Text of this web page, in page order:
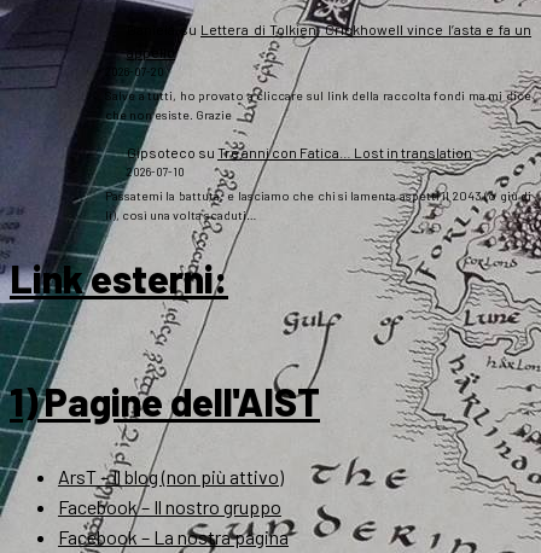
su Lettera di Tolkien, Crickhowell vince l’asta e fa un
appello
2026-07-20
Salve a tutti, ho provato a cliccare sul link della raccolta fondi ma mi dice
che non esiste. Grazie
Gipsoteco su Tre anni con Fatica… Lost in translation
2026-07-10
Passatemi la battuta: e lasciamo che chi si lamenta aspetti il 2043 (o giù di
lì), così una volta scaduti…
Link esterni:
1) Pagine dell'AIST
ArsT – Il blog (non più attivo)
Facebook – Il nostro gruppo
Facebook – La nostra pagina